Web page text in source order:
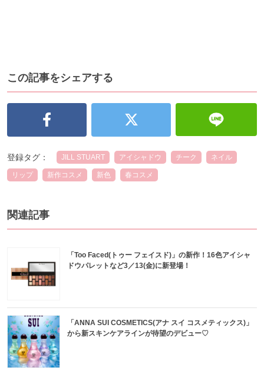
この記事をシェアする
登録タグ： JILL STUART アイシャドウ チーク ネイル
リップ 新作コスメ 新色 春コスメ
関連記事
「Too Faced(トゥー フェイスド)」の新作！16色アイシャ
ドウパレットなど3／13(金)に新登場！
「ANNA SUI COSMETICS(アナ スイ コスメティックス)」
から新スキンケアラインが待望のデビュー♡